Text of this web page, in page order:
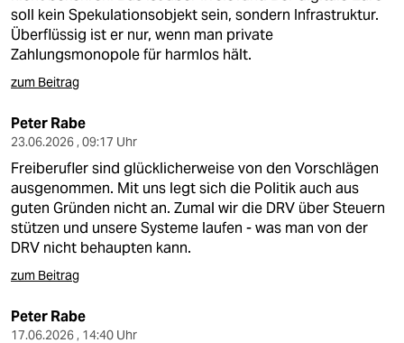
soll kein Spekulationsobjekt sein, sondern Infrastruktur.
Überflüssig ist er nur, wenn man private
Zahlungsmonopole für harmlos hält.
zum Beitrag
Peter Rabe
23.06.2026 , 09:17 Uhr
Freiberufler sind glücklicherweise von den Vorschlägen
ausgenommen. Mit uns legt sich die Politik auch aus
guten Gründen nicht an. Zumal wir die DRV über Steuern
stützen und unsere Systeme laufen - was man von der
DRV nicht behaupten kann.
zum Beitrag
Peter Rabe
17.06.2026 , 14:40 Uhr